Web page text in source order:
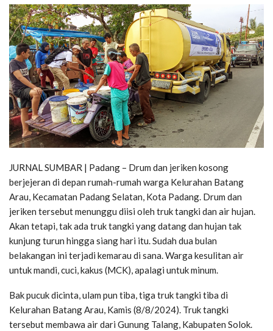
JURNAL SUMBAR | Padang – Drum dan jeriken kosong
berjejeran di depan rumah-rumah warga Kelurahan Batang
Arau, Kecamatan Padang Selatan, Kota Padang. Drum dan
jeriken tersebut menunggu diisi oleh truk tangki dan air hujan.
Akan tetapi, tak ada truk tangki yang datang dan hujan tak
kunjung turun hingga siang hari itu. Sudah dua bulan
belakangan ini terjadi kemarau di sana. Warga kesulitan air
untuk mandi, cuci, kakus (MCK), apalagi untuk minum.
Bak pucuk dicinta, ulam pun tiba, tiga truk tangki tiba di
Kelurahan Batang Arau, Kamis (8/8/2024). Truk tangki
tersebut membawa air dari Gunung Talang, Kabupaten Solok.